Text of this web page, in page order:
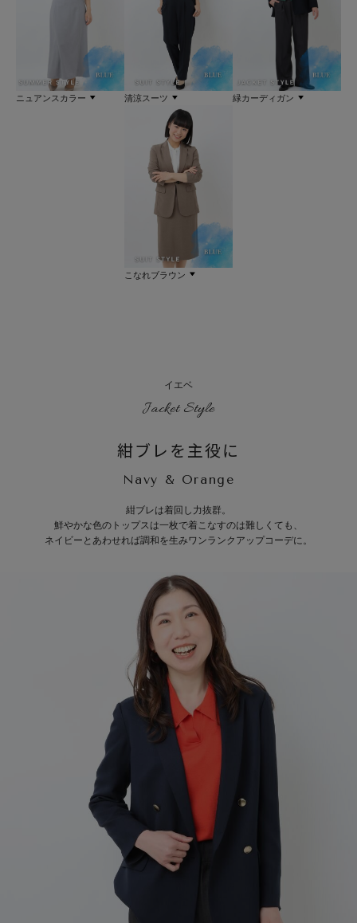
ニュアンスカラー 清涼スーツ 緑カーディガン
こなれブラウン
イエベ
Jacket Style
紺ブレを主役に
Navy & Orange
紺ブレは着回し力抜群。
鮮やかな色のトップスは一枚で着こなすのは難しくても、
ネイビーとあわせれば調和を生みワンランクアップコーデに。